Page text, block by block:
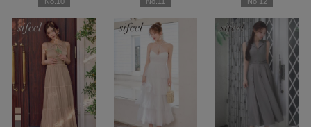
新サイズ登場!【sifeel/シフィール】ツイードミディアムドレス/ジップアップ/パール/フレアスカート/背中隠し/キャバドレス【S-XLサイズ/1カラー】[OF01] 【SB】dzj